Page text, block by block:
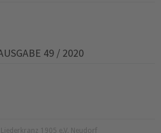
49 / 2020
1905 e.V. Neudorf